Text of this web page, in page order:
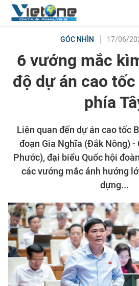
GÓC NHÌN 17/06/
6 vướng mắc
độ dự án cao
phía
Liên quan đến dự án cao tốc
đoạn Gia Nghĩa (Đắk Nông) -
Phước), đại biểu Quốc hội
các vướng mắc ảnh hướng
dựng...